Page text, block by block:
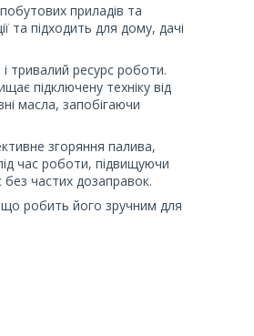
приладів та
та підходить для дому, дачі
тривалий ресурс роботи.
підключену техніку від
масла, запобігаючи
згоряння палива,
час роботи, підвищуючи
частих дозаправок.
що робить його зручним для